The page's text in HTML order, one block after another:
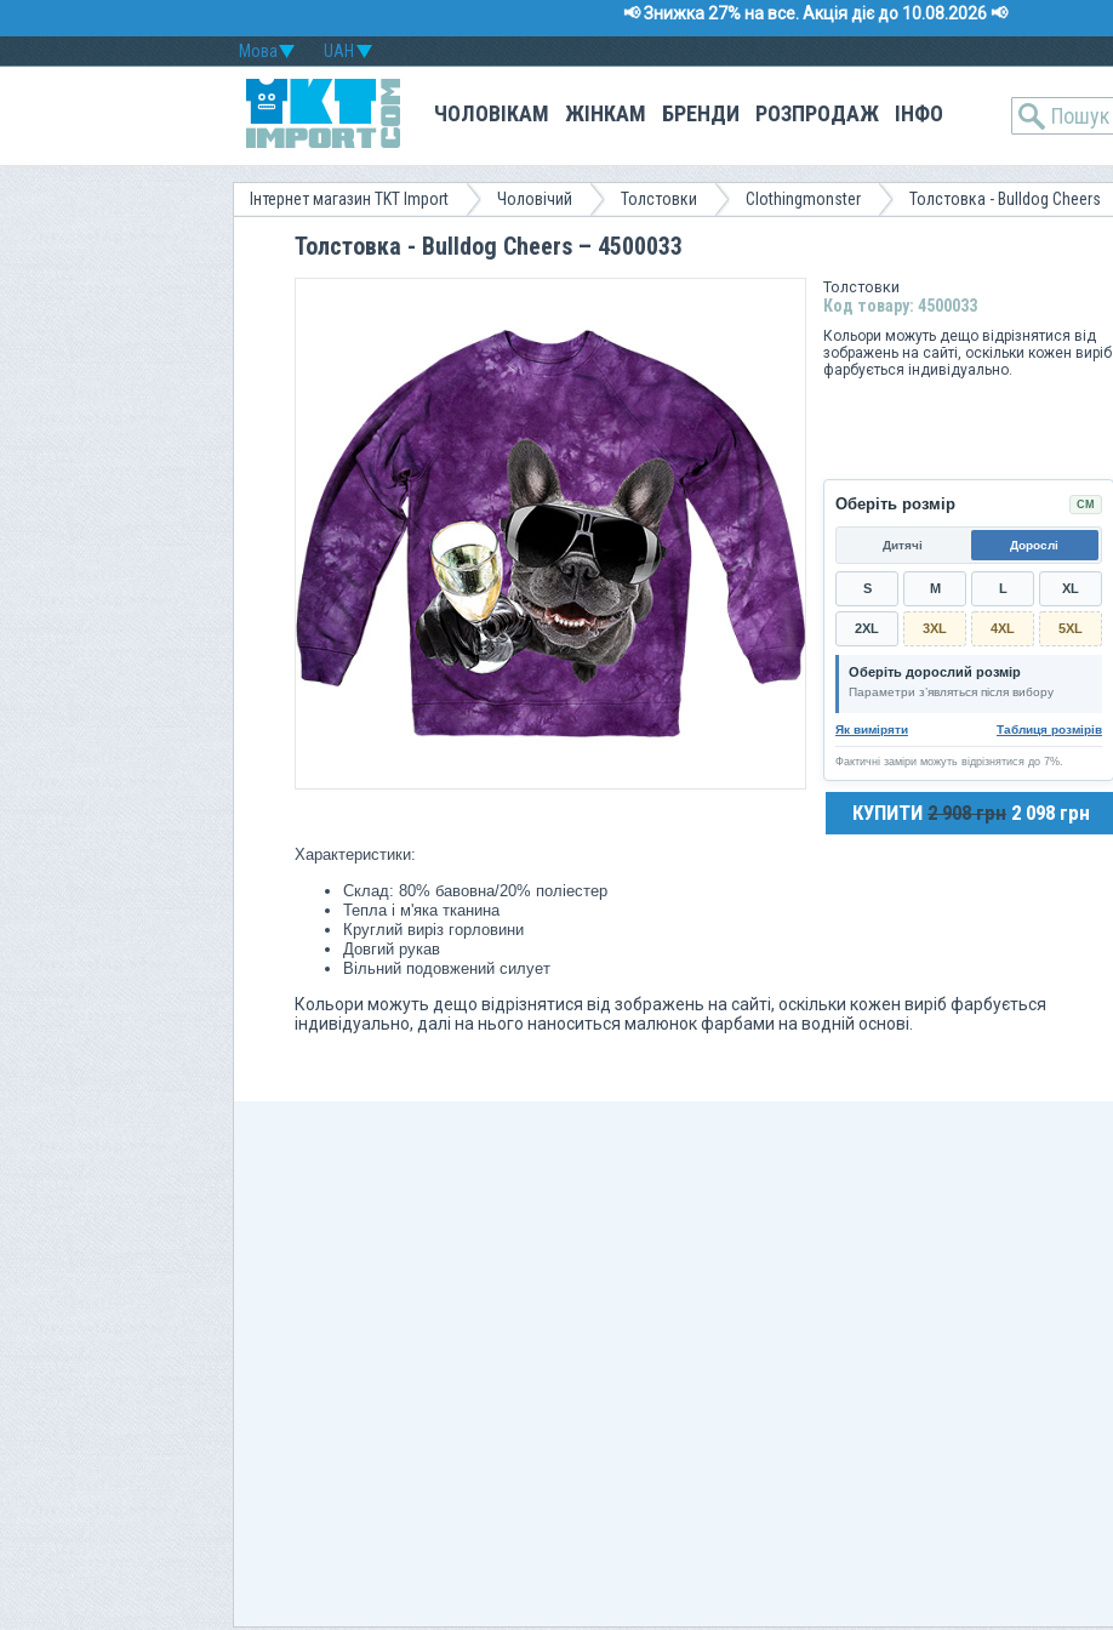
📢 Знижка 27% на все. Акція діє до 10.08.2026 📢
UAH
Мова
ЧОЛОВІКАМ ЖІНКАМ БРЕНДИ РОЗПРОДАЖ ІНФО
Інтернет магазин TKT Import Чоловічий Толстовки Clothingmonster Толстовка - Bulldog Cheers
Толстовка - Bulldog Cheers – 4500033
Толстовки
Код товару: 4500033
Кольори можуть дещо відрізнятися від
зображень на сайті, оскільки кожен виріб
фарбується індивідуально.
Оберіть розмір СМ
Дитячі Дорослі
S M L XL
2XL 3XL 4XL 5XL
Оберіть дорослий розмір
Параметри з’являться після вибору
Як виміряти Таблиця розмірів
Фактичні заміри можуть відрізнятися до 7%.
КУПИТИ 2 908 грн 2 098 грн
Характеристики:
Склад: 80% бавовна/20% поліестер
Тепла і м'яка тканина
Круглий виріз горловини
Довгий рукав
Вільний подовжений силует
Кольори можуть дещо відрізнятися від зображень на сайті, оскільки кожен виріб фарбується
індивідуально, далі на нього наноситься малюнок фарбами на водній основі.